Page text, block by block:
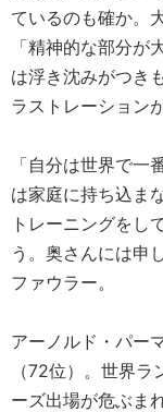
ているのも確か。
「精神的な部分が
は浮き沈みがつき
ラストレーション
「自分は世界で一
は家庭に持ち込ま
トレーニングをし
う。奥さんには申
ファウラー。
アーノルド・パー
（72位）。世界
ーズ出場が危ぶま